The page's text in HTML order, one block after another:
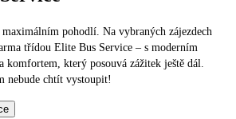
maximálním pohodlí. Na vybraných zájezdech
třídou Elite Bus Service – s moderním
komfortem, který posouvá zážitek ještě dál.
nebude chtít vystoupit!